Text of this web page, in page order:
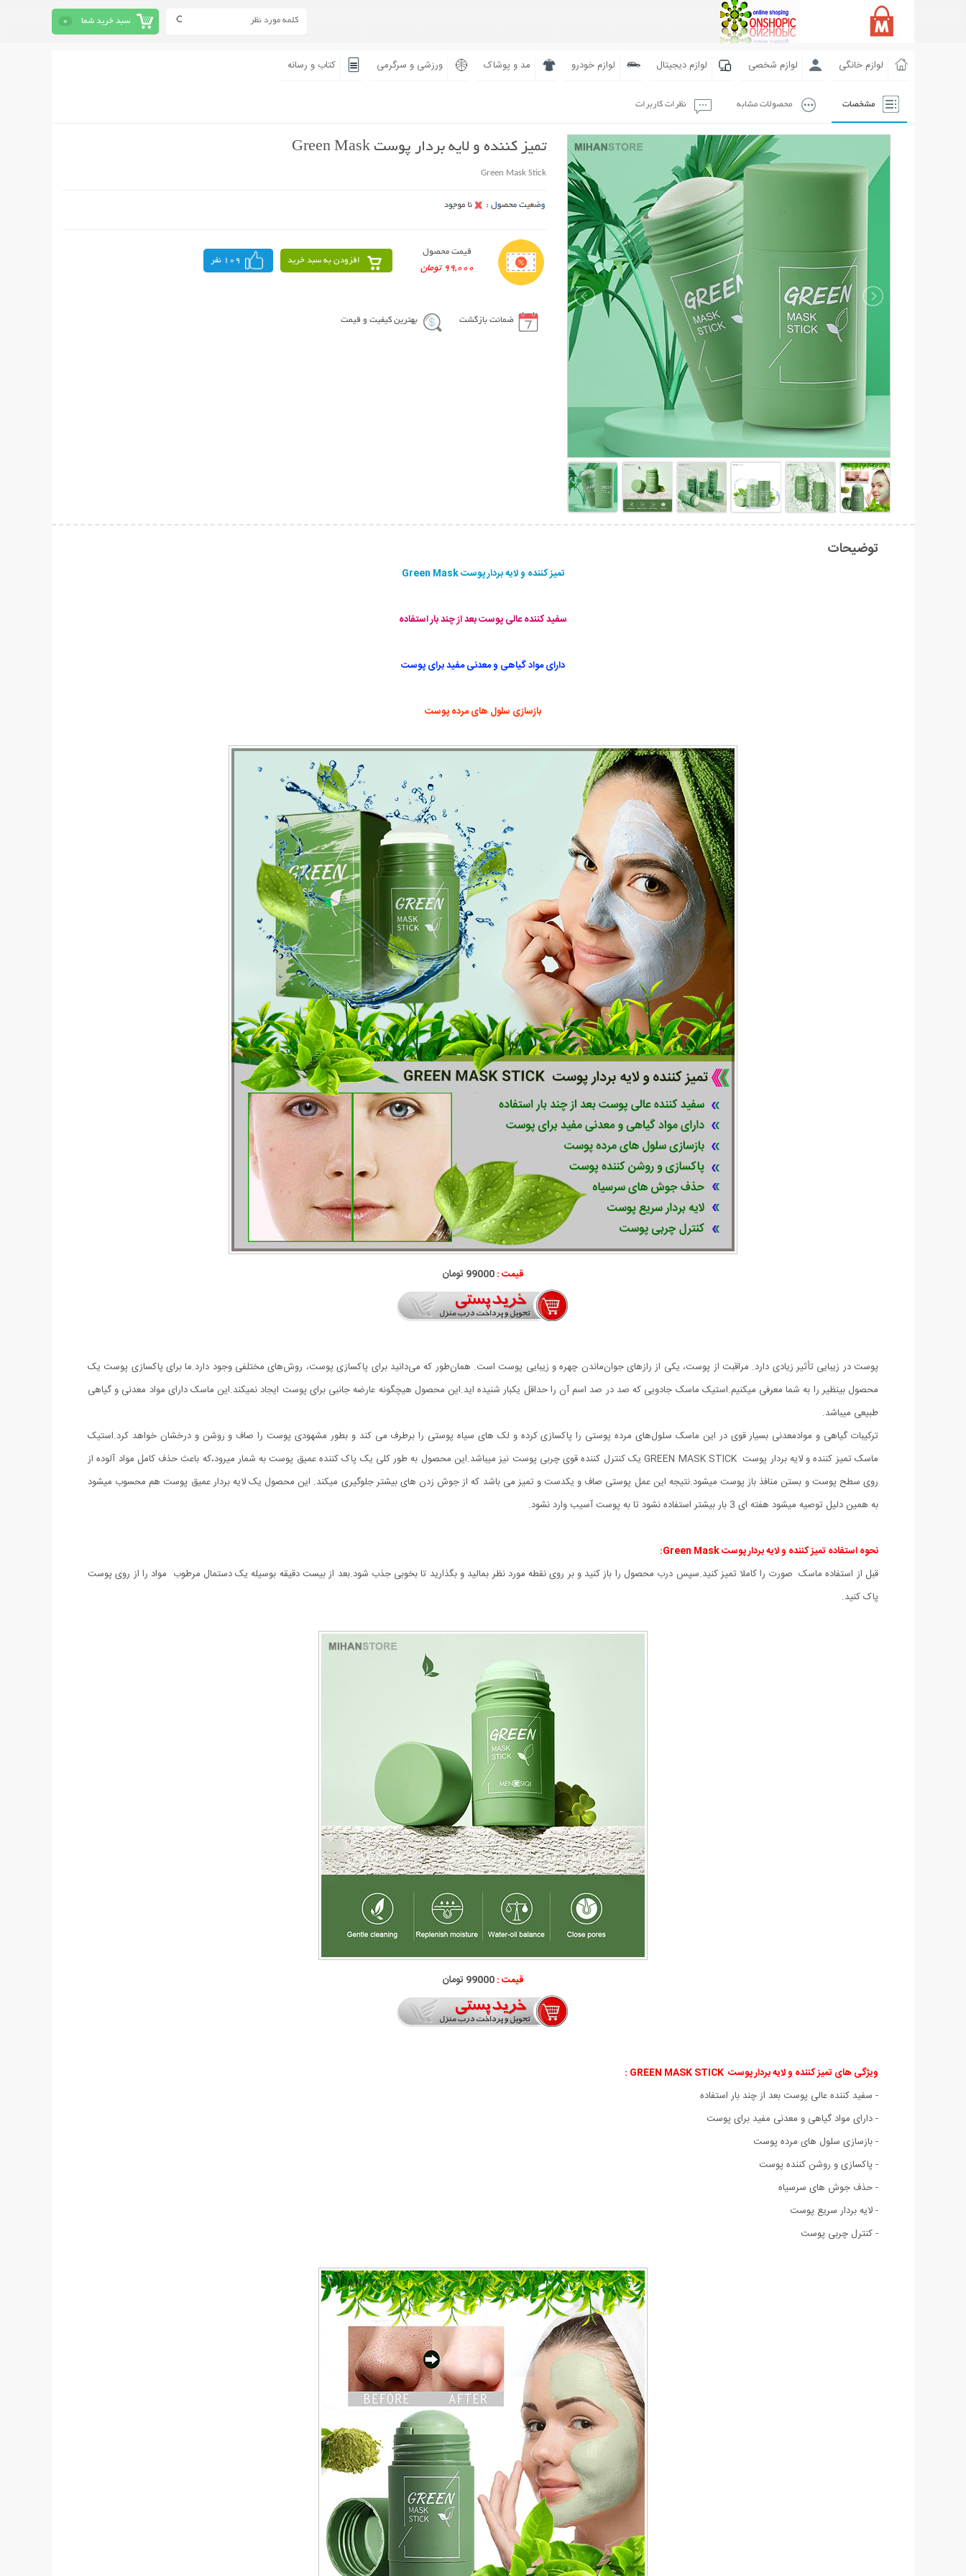
سبد خرید شما 0
لوازم خانگی لوازم شخصی لوازم دیجیتال لوازم خودرو مد و پوشاک ورزشی و سرگرمی کتاب و رسانه
مشخصات محصولات مشابه نظرات کاربرات
تمیز کننده و لایه بردار پوست Green Mask
Green Mask Stick
قیمت محصول
99,000 تومان
افزودن به سبد خرید 109 نفر
ضمانت بازگشت بهترین کیفیت و قیمت
توضیحات
تمیز کننده و لایه بردار پوست Green Mask
سفید کننده عالی پوست بعد از چند بار استفاده
دارای مواد گیاهی و معدنی مفید برای پوست
بازسازی سلول های مرده پوست
قیمت :99000 تومان
پوست در زیبایی تأثیر زیادی دارد. مراقبت از پوست، یکی از رازهای جوان‌ماندن چهره و زیبایی پوست است. همان‌طور که می‌دانید برای پاکسازی پوست، روش‌های مختلفی وجود دارد.ما برای پاکسازی پوست یک
محصول بینظیر را به شما معرفی میکنیم.استیک ماسک جادویی که صد در صد اسم آن را حداقل یکبار شنیده اید.این محصول هیچگونه عارضه جانبی برای پوست ایجاد نمیکند.این ماسک دارای مواد معدنی و گیاهی
طبیعی میباشد.
ترکیبات گیاهی و موادمعدنی بسیار قوی در این ماسک سلول‌های مرده پوستی را پاکسازی کرده و لک های سیاه پوستی را برطرف می کند و بطور مشهودی پوست را صاف و روشن و درخشان خواهد کرد.استیک
ماسک تمیز کننده و لایه بردار پوست GREEN MASK STICK یک کنترل کننده قوی چربی پوست نیز میباشد.این محصول به طور کلی یک پاک کننده عمیق پوست به شمار میرود،که باعث حذف کامل مواد آلوده از
روی سطح پوست و بستن منافذ باز پوست میشود.نتیجه این عمل پوستی صاف و یکدست و تمیز می باشد که از جوش زدن های بیشتر جلوگیری میکند. این محصول یک لایه بردار عمیق پوست هم محسوب میشود
به همین دلیل توصیه میشود هفته ای 3 بار بیشتر استفاده نشود تا به پوست آسیب وارد نشود.
نحوه استفاده تمیز کننده و لایه بردار پوست Green Mask:
قبل از استفاده ماسک صورت را کاملا تمیز کنید.سپس درب محصول را باز کنید و بر روی نقطه مورد نظر بمالید و بگذارید تا بخوبی جذب شود.بعد از بیست دقیقه بوسیله یک دستمال مرطوب مواد را از روی پوست
پاک کنید.
قیمت :99000 تومان
ویژگی های تمیز کننده و لایه بردار پوست GREEN MASK STICK
:
- سفید کننده عالی پوست بعد از چند بار استفاده
- دارای مواد گیاهی و معدنی مفید برای پوست
- بازسازی سلول های مرده پوست
- پاکسازی و روشن کننده پوست
- حذف جوش های سرسیاه
- لایه بردار سریع پوست
- کنترل چربی پوست